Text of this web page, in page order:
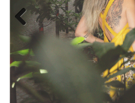
Previous